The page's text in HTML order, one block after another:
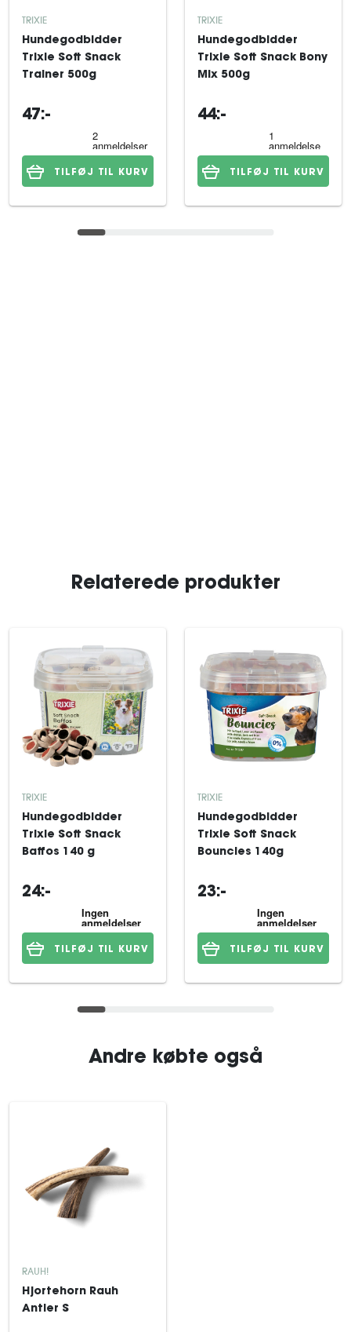
TRIXIE
Hundegodbidder
Trixie Soft Snack
Trainer 500g
47:-
TILFØJ TIL KURV
TRIXIE
Hundegodbidder
Trixie Soft Snack Bony
Mix 500g
44:-
TILFØJ TIL KURV
Relaterede produkter
TRIXIE
Hundegodbidder
Trixie Soft Snack
Baffos 140 g
24:-
TILFØJ TIL KURV
TRIXIE
Hundegodbidder
Trixie Soft Snack
Bouncies 140g
23:-
TILFØJ TIL KURV
Andre købte også
RAUH!
Hjortehorn Rauh
Antler S